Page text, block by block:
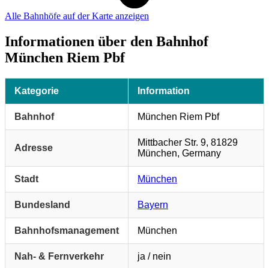
Alle Bahnhöfe auf der Karte anzeigen
Informationen über den Bahnhof
München Riem Pbf
Kategorie Information
Bahnhof München Riem Pbf
Adresse
Mittbacher Str. 9, 81829
München, Germany
Stadt München
Bundesland Bayern
Bahnhofsmanagement München
Nah- & Fernverkehr ja / nein